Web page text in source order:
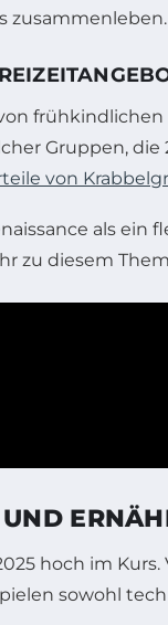
Gruppen,
von
als
zu diesem
hoch im
sowohl